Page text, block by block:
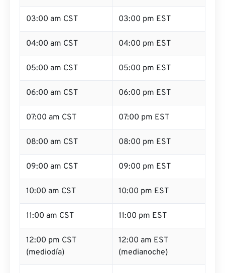
03:00 am CST 03:00 pm EST
04:00 am CST 04:00 pm EST
05:00 am CST 05:00 pm EST
06:00 am CST 06:00 pm EST
07:00 am CST 07:00 pm EST
08:00 am CST 08:00 pm EST
09:00 am CST 09:00 pm EST
10:00 am CST 10:00 pm EST
11:00 am CST 11:00 pm EST
12:00 pm CST
(mediodía)
12:00 am EST
(medianoche)